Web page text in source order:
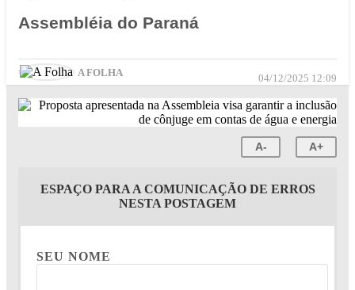
Assembléia do Paraná
A FOLHA 04/12/2025 12:09
A- A+
ESPAÇO PARA A COMUNICAÇÃO DE ERROS
NESTA POSTAGEM
SEU NOME